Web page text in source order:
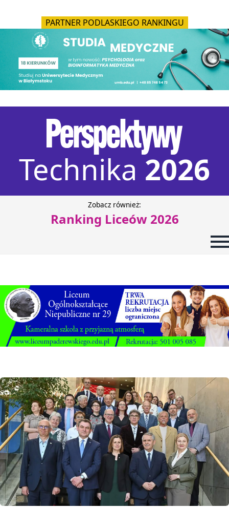
PARTNER PODLASKIEGO RANKINGU
Technika 2026
Zobacz również:
Ranking Liceów 2026
Rankingi
Metodologia
Kapituła rankingu
Partnerzy Rankingu
Q&A
Galeria
Errata
Mazowsze bez Warszawy
Poprzednie edycje:
2025
2024